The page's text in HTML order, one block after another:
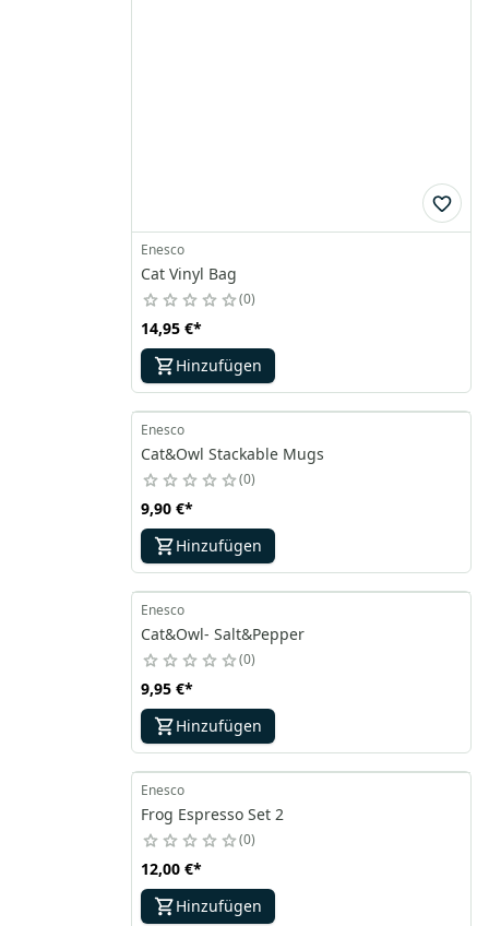
Enesco
Cat Vinyl Bag
0
14,95 €*
Hinzufügen
Enesco
Cat&Owl Stackable Mugs
0
9,90 €*
Hinzufügen
Enesco
Cat&Owl- Salt&Pepper
0
9,95 €*
Hinzufügen
Enesco
Frog Espresso Set 2
0
12,00 €*
Hinzufügen